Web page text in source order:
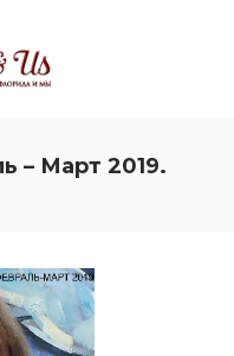
– Март 2019.